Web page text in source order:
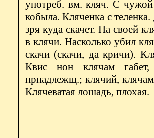
употреб. вм. кляч. С чужой
кобыла. Кляченка с
зря куда скачет. На своей
в клячи. Насколько убил
скачи (скачи, да кричи).
Квис нон клячам габет,
прнадлежщ.; клячий,
Клячеватая лошадь, плохая.